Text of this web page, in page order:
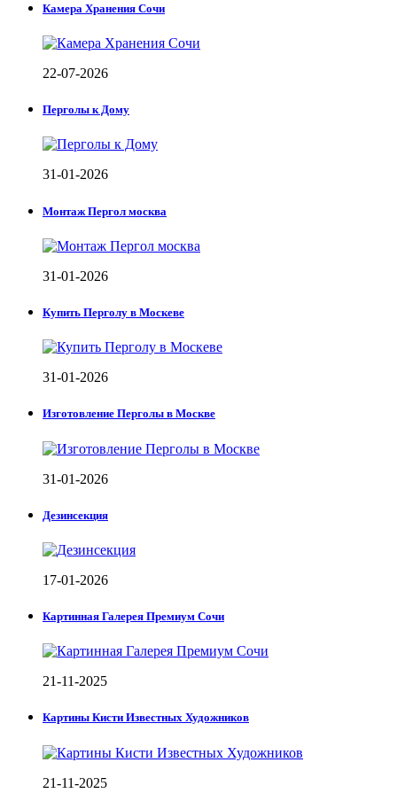
Камера Хранения Сочи
22-07-2026
Перголы к Дому
31-01-2026
Монтаж Пергол москва
31-01-2026
Купить Перголу в Москеве
31-01-2026
Изготовление Перголы в Москве
31-01-2026
Дезинсекция
17-01-2026
Картинная Галерея Премиум Сочи
21-11-2025
Картины Кисти Известных Художников
21-11-2025